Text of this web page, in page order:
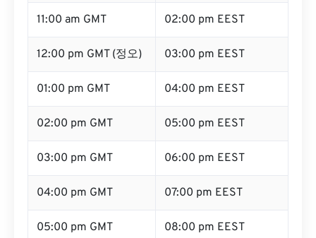
11:00 am GMT 02:00 pm EEST
12:00 pm GMT (정오) 03:00 pm EEST
01:00 pm GMT 04:00 pm EEST
02:00 pm GMT 05:00 pm EEST
03:00 pm GMT 06:00 pm EEST
04:00 pm GMT 07:00 pm EEST
05:00 pm GMT 08:00 pm EEST